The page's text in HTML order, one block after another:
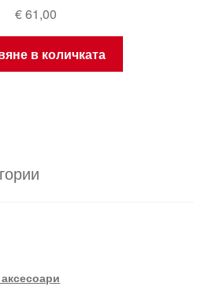
€61,00
в количката